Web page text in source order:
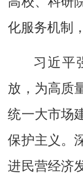
化服务机制
习近平
放，为高质
统一大市场
保护主义。
进民营经济